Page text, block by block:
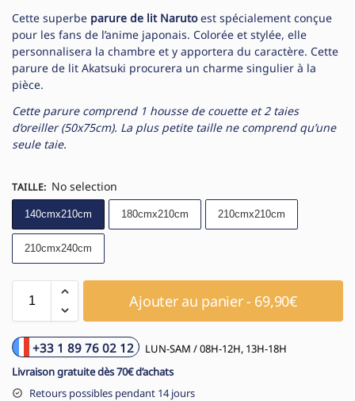
Cette superbe parure de lit Narutoest spécialement conçue
pour les fans de l’anime japonais. Colorée et stylée, elle
personnalisera la chambre et y apportera du caractère. Cette
parure de lit Akatsuki procurera un charme singulier à la
pièce.
Cette parure comprend 1 housse de couette et 2 taies
d’oreiller (50x75cm). La plus petite taille ne comprend qu’une
seule taie.
TAILLE: No selection
140cmx210cm 180cmx210cm 210cmx210cm
210cmx240cm
Ajouter au panier - 69,90€
+33 1 89 76 02 12
LUN-SAM / 08H-12H, 13H-18H
Livraison gratuite dès 70€ d’achats
Retours possibles pendant 14 jours